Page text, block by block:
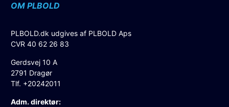
OM PLBOLD
PLBOLD.dk udgives af PLBOLD Aps
CVR 40 62 26 83
Gerdsvej 10 A
2791 Dragør
Tlf. +20242011
Adm. direktør: